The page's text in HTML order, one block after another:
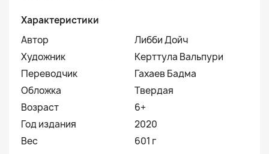
Характеристики
Автор
Либби Дойч
Художник
Керттула Вальпури
Переводчик
Гахаев Бадма
Обложка
Твердая
Возраст
6+
Год издания
2020
Вес
601 г